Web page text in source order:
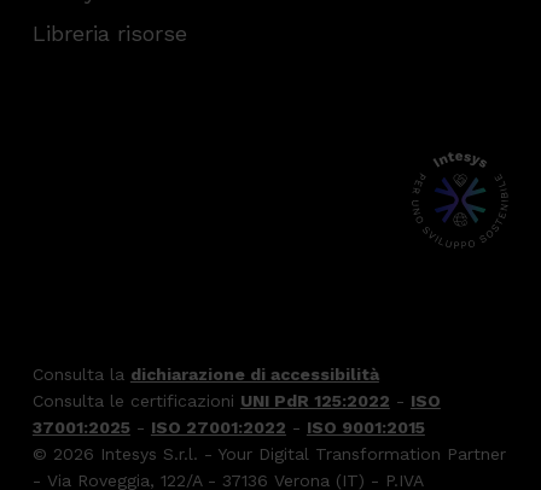
Libreria risorse
Consulta la dichiarazione di accessibilità
Consulta le certificazioni UNI PdR 125:2022 - ISO
37001:2025 - ISO 27001:2022 - ISO 9001:2015
© 2026 Intesys S.r.l. - Your Digital Transformation Partner
- Via Roveggia, 122/A - 37136 Verona (IT) - P.IVA